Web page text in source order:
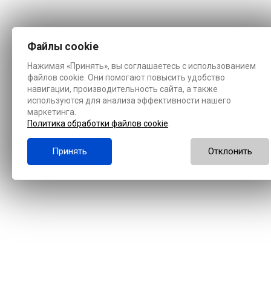
Файлы cookie
Нажимая «Принять», вы соглашаетесь с использованием
файлов cookie. Они помогают повысить удобство
навигации, производительность сайта, а также
используются для анализа эффективности нашего
маркетинга.
Политика обработки файлов cookie.
Принять Отклонить